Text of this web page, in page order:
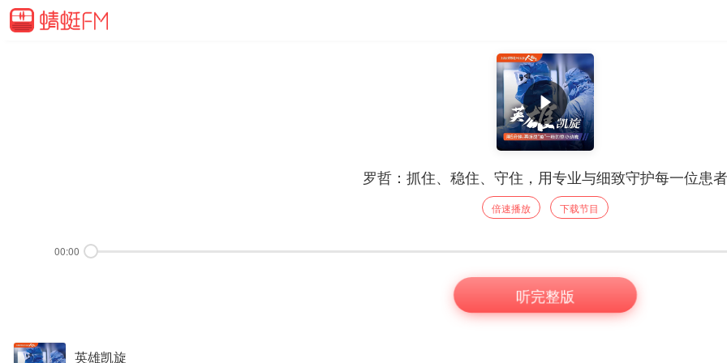
罗哲：抓住、稳住、守住，用专业与细致守护每一位患者
倍速播放 下载节目
00:00
听完整版
英雄凯旋